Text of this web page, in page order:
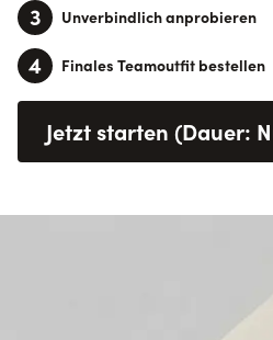
3 Unverbindlich anprobieren
4 Finales Teamoutfit bestellen
Jetzt starten (Dauer: